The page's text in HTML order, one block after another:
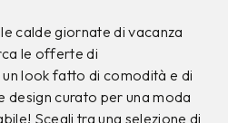
calde giornate di vacanza
le offerte di
look fatto di comodità e di
design curato per una moda
Scegli tra una selezione di